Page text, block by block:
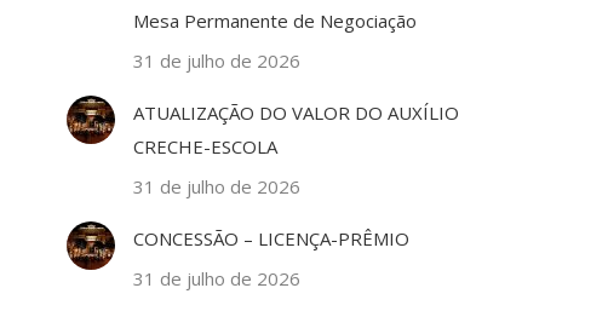
Mesa Permanente de Negociação
31 de julho de 2026
ATUALIZAÇÃO DO VALOR DO AUXÍLIO
CRECHE-ESCOLA
31 de julho de 2026
CONCESSÃO – LICENÇA-PRÊMIO
31 de julho de 2026